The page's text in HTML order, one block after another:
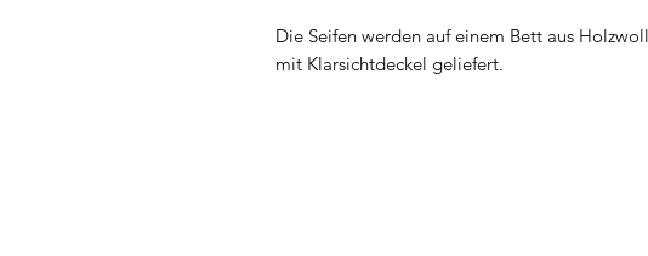
Die Seifen werden auf einem Bett aus
mit Klarsichtdeckel geliefert.